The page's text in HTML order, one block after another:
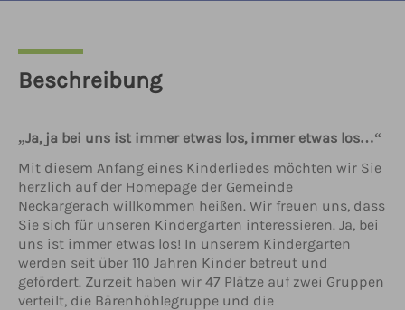
Beschreibung
„Ja, ja bei uns ist immer etwas los, immer etwas los…“
Mit diesem Anfang eines Kinderliedes möchten wir Sie
herzlich auf der Homepage der Gemeinde
Neckargerach willkommen heißen. Wir freuen uns, dass
Sie sich für unseren Kindergarten interessieren. Ja, bei
uns ist immer etwas los! In unserem Kindergarten
werden seit über 110 Jahren Kinder betreut und
gefördert. Zurzeit haben wir 47 Plätze auf zwei Gruppen
verteilt, die Bärenhöhlegruppe und die